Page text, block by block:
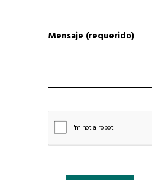
Mensaje (requerido)